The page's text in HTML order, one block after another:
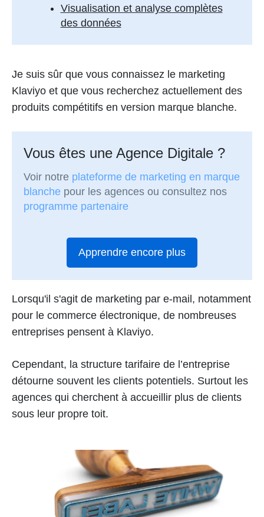
Visualisation et analyse complètes
des données
Je suis sûr que vous connaissez le marketing
Klaviyo et que vous recherchez actuellement des
produits compétitifs en version marque blanche.
Vous êtes une Agence Digitale ?
Voir notre plateforme de marketing en marque
blanche pour les agences ou consultez nos
programme partenaire
Apprendre encore plus
Lorsqu'il s'agit de marketing par e-mail, notamment
pour le commerce électronique, de nombreuses
entreprises pensent à Klaviyo.
Cependant, la structure tarifaire de l’entreprise
détourne souvent les clients potentiels. Surtout les
agences qui cherchent à accueillir plus de clients
sous leur propre toit.